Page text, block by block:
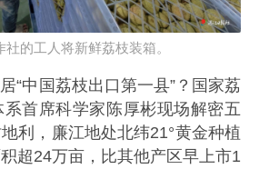
的工人将新鲜荔枝装箱。
“中国荔枝出口第一县”？国家荔
首席科学家陈厚彬现场解密五
利，廉江地处北纬21°黄金种植
超24万亩，比其他产区早上市1